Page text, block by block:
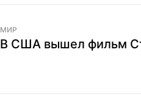
МИР
В США вышел фильм